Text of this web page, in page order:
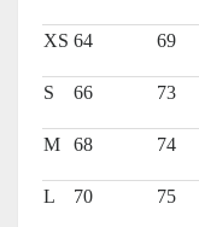
XS 64 69
S 66 73
M 68 74
L 70 75